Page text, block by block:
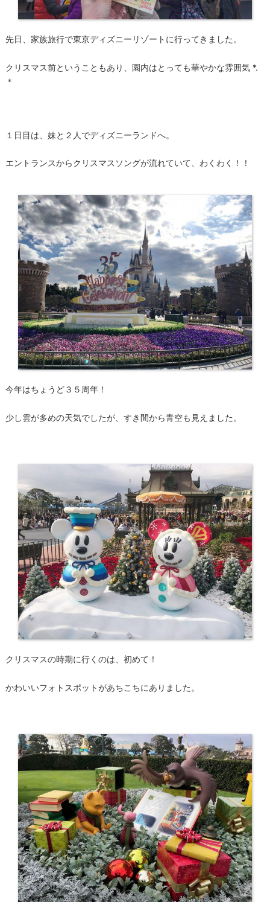
先日、家族旅行で東京ディズニーリゾートに行ってきました。
クリスマス前ということもあり、園内はとっても華やかな雰囲気 *.
＊
１日目は、妹と２人でディズニーランドへ。
エントランスからクリスマスソングが流れていて、わくわく！！
今年はちょうど３５周年！
少し雲が多めの天気でしたが、すき間から青空も見えました。
クリスマスの時期に行くのは、初めて！
かわいいフォトスポットがあちこちにありました。